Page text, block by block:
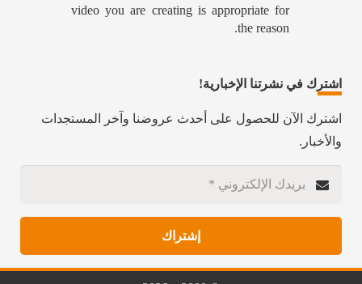
video you are creating is appropriate for
the reason.
website for more details @
animation/
YadoniaGroup/status/1835952651562787010/photo/1
Twitter
اشترك في نشرتنا الإخبارية!
اشترك الآن للحصول على أحدث عروضنا وآخر المستجدات
والأخبار.
إشتراك